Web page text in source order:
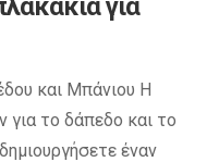
για
και Μπάνιου Η
το δάπεδο και το
έναν